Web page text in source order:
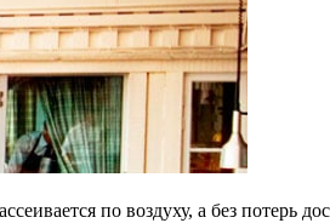
по воздуху, а без потерь